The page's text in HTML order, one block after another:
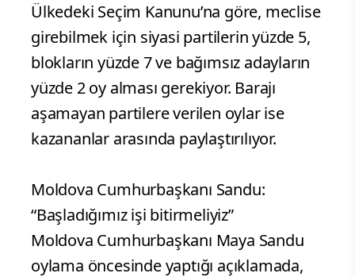
Ülkedeki Seçim Kanunu’na göre, meclise
girebilmek için siyasi partilerin yüzde 5,
blokların yüzde 7 ve bağımsız adayların
yüzde 2 oy alması gerekiyor. Barajı
aşamayan partilere verilen oylar ise
kazananlar arasında paylaştırılıyor.
Moldova Cumhurbaşkanı Sandu:
“Başladığımız işi bitirmeliyiz”
Moldova Cumhurbaşkanı Maya Sandu
oylama öncesinde yaptığı açıklamada,